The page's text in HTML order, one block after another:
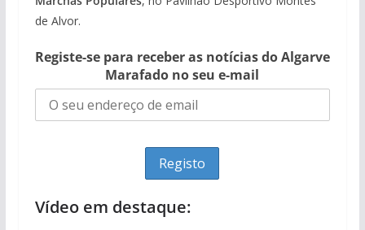
de Alvor.
Registe-se para receber as notícias do Algarve
Marafado no seu e-mail
Vídeo em destaque: